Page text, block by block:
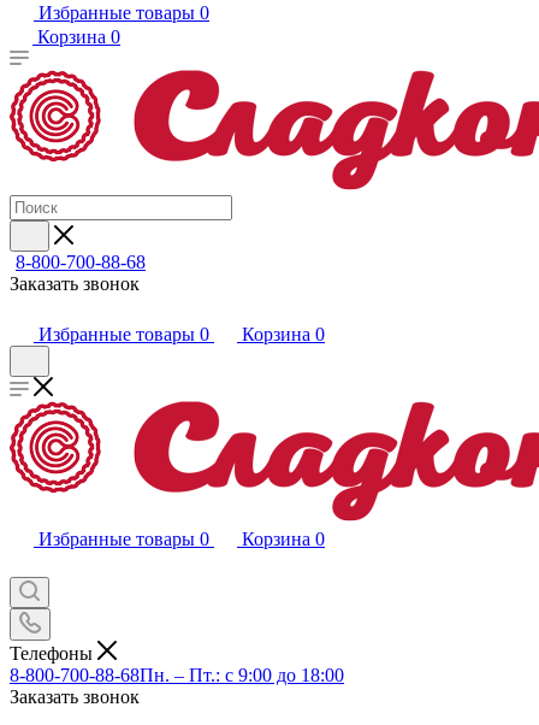
Избранные товары 0
Корзина 0
8-800-700-88-68
Заказать звонок
Избранные товары 0 Корзина 0
Избранные товары 0 Корзина 0
Телефоны
8-800-700-88-68Пн. – Пт.: с 9:00 до 18:00
Заказать звонок